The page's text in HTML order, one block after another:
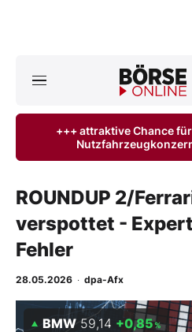
ktuelle Ausgabe
Finanz-Check
BO-Musterdepots
+++ attraktive Chance
ROUNDUP 2/
verspottet -
Fehler
28.05.2026 · dpa-Afx
BMW 59,14 +0,85%